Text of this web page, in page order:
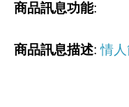
商品訊息功能:
商品訊息描述:情